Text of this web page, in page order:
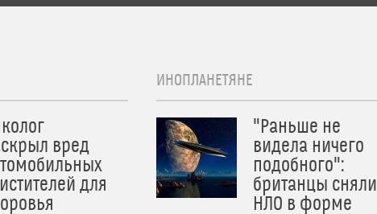
вред
для
ИНОПЛАНЕТЯНЕ
"Раньше не
видела ничего
подобного":
британцы сняли
НЛО в форме